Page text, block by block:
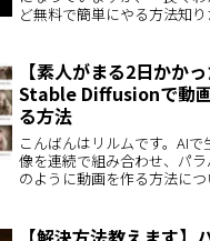
ど無料で簡単にやる方法知
う方向け。AIによるアート
両論あるものの、今後は間
していく分野だと思いますの
おいて損はないと思い…
【素人がまる2日かかっ
Stable Diffusionで動
る方法
こんばんはリルムです。AIで
像を連続で組み合わせ、パ
のように動画を作る方法に
たいと思います。これ。丸2
た。テキストから画像を作
するというもの。リンゴ→